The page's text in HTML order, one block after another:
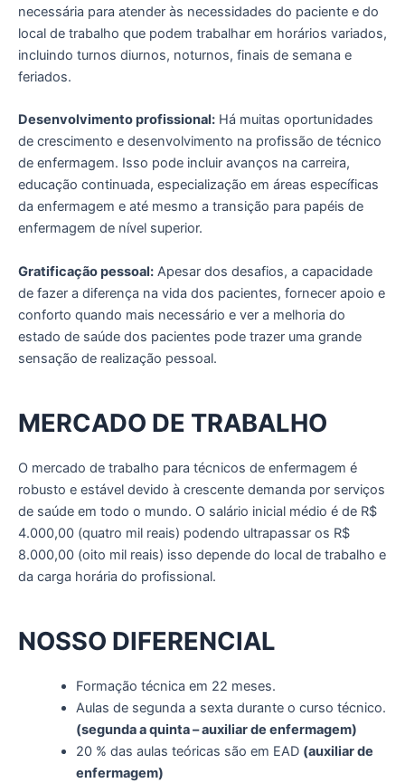
necessária para atender às necessidades do paciente e do
local de trabalho que podem trabalhar em horários variados,
incluindo turnos diurnos, noturnos, finais de semana e
feriados.
Desenvolvimento profissional: Há muitas oportunidades
de crescimento e desenvolvimento na profissão de técnico
de enfermagem. Isso pode incluir avanços na carreira,
educação continuada, especialização em áreas específicas
da enfermagem e até mesmo a transição para papéis de
enfermagem de nível superior.
Gratificação pessoal: Apesar dos desafios, a capacidade
de fazer a diferença na vida dos pacientes, fornecer apoio e
conforto quando mais necessário e ver a melhoria do
estado de saúde dos pacientes pode trazer uma grande
sensação de realização pessoal.
MERCADO DE TRABALHO
O mercado de trabalho para técnicos de enfermagem é
robusto e estável devido à crescente demanda por serviços
de saúde em todo o mundo. O salário inicial médio é de R$
4.000,00 (quatro mil reais) podendo ultrapassar os R$
8.000,00 (oito mil reais) isso depende do local de trabalho e
da carga horária do profissional.
NOSSO DIFERENCIAL
Formação técnica em 22 meses.
Aulas de segunda a sexta durante o curso técnico.
(segunda a quinta – auxiliar de enfermagem)
20 % das aulas teóricas são em EAD (auxiliar de
enfermagem)